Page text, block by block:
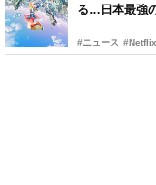
る…日本最強
#ニュース #Netflix